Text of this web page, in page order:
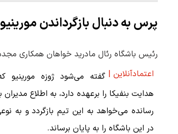
پرس به دنبال بازگرداندن
رئیس باشگاه رئال مادرید خواهان همکاری
اعتمادآنلاین | گفته می‌شود ژوزه
هدایت بنفیکا را برعهده دارد، به اطلاع مدیران
رسانده می‌خواهد به این تیم بازگردد و به
در این باشگاه را به پایان برساند.